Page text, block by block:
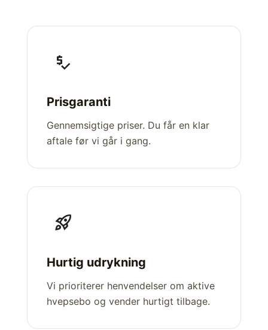
price_check
Prisgaranti
Gennemsigtige priser. Du får en klar
aftale før vi går i gang.
rocket_launch
Hurtig udrykning
Vi prioriterer henvendelser om aktive
hvepsebo og vender hurtigt tilbage.